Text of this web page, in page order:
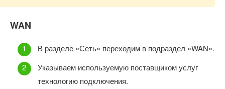
WAN
В разделе «Сеть» переходим в подраздел «WAN».
Указываем используемую поставщиком услуг
технологию подключения.